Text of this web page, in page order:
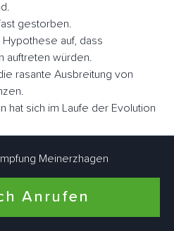
gestorben.
auf, dass
auftreten würden.
rasante Ausbreitung von
hat sich im Laufe der Evolution
Ecken und Winkeln
ist verkümmert.
den der Klecks malte.
ähneln sie in Größe und
Meinerzhagen
Anrufen